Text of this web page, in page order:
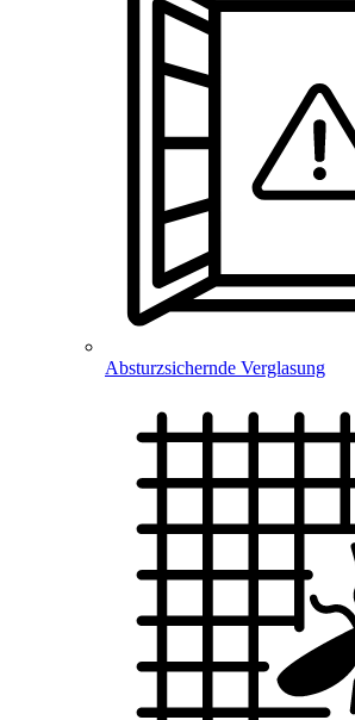
Absturzsichernde Verglasung